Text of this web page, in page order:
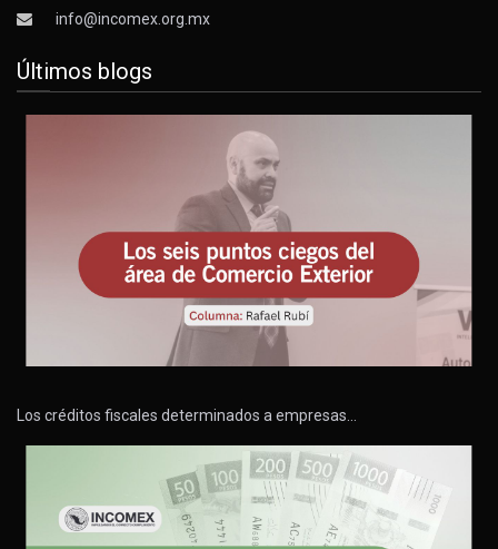
info@incomex.org.mx
Últimos blogs
Los créditos fiscales determinados a empresas…